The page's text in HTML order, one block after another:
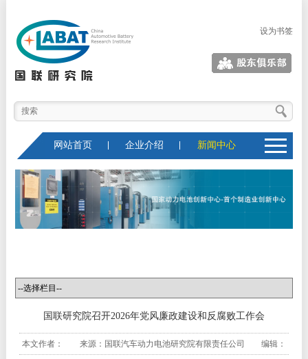
设为书签
股东俱乐部
网站首页 企业介绍 新闻中心
国联研究院召开2026年党风廉政建设和反腐败工作会
本文作者： 来源：国联汽车动力电池研究院有限责任公司 编辑：